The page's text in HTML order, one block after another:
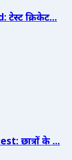
क्रिकेट...
छात्रों के ...